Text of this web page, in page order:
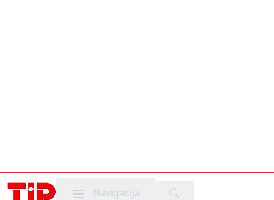
Mobile menu
Navigacija